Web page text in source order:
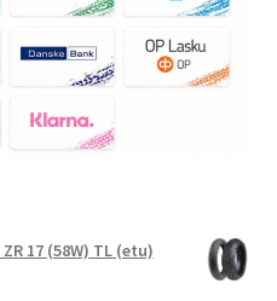
17 (58W) TL (etu)